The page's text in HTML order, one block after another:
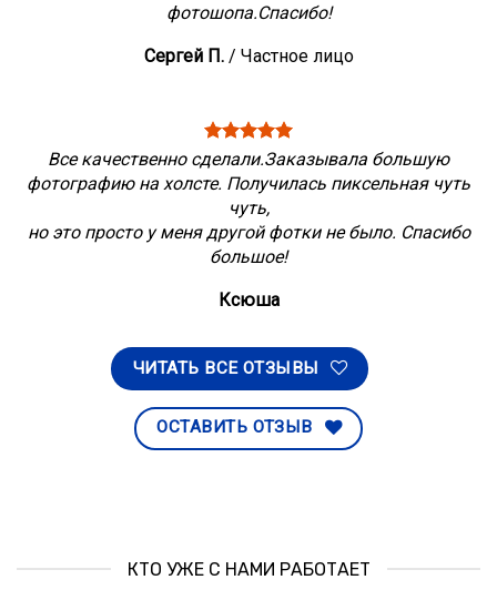
фотошопа.Спасибо!
Сергей П. / Частное лицо
Все качественно сделали.Заказывала большую
фотографию на холсте. Получилась пиксельная чуть
чуть,
но это просто у меня другой фотки не было. Спасибо
большое!
Ксюша
ЧИТАТЬ ВСЕ ОТЗЫВЫ
ОСТАВИТЬ ОТЗЫВ
КТО УЖЕ С НАМИ РАБОТАЕТ